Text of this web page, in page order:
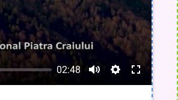
2544 m
4
Piatra
02:48